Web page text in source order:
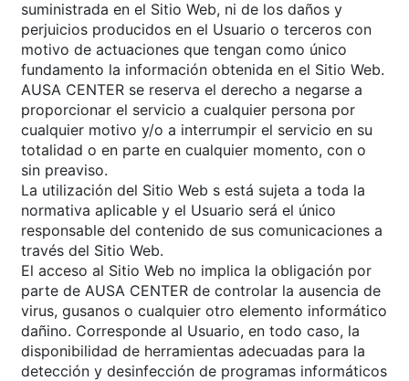
suministrada en el Sitio Web, ni de los daños y
perjuicios producidos en el Usuario o terceros con
motivo de actuaciones que tengan como único
fundamento la información obtenida en el Sitio Web.
AUSA CENTER se reserva el derecho a negarse a
proporcionar el servicio a cualquier persona por
cualquier motivo y/o a interrumpir el servicio en su
totalidad o en parte en cualquier momento, con o
sin preaviso.
La utilización del Sitio Web s está sujeta a toda la
normativa aplicable y el Usuario será el único
responsable del contenido de sus comunicaciones a
través del Sitio Web.
El acceso al Sitio Web no implica la obligación por
parte de AUSA CENTER de controlar la ausencia de
virus, gusanos o cualquier otro elemento informático
dañino. Corresponde al Usuario, en todo caso, la
disponibilidad de herramientas adecuadas para la
detección y desinfección de programas informáticos